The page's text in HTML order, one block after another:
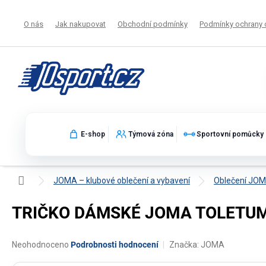
O nás Jak nakupovat Obchodní podmínky Podmínky ochrany
E-shop Týmová zóna Sportovní pomůcky
Domů JOMA – klubové oblečení a vybavení Oblečení
TRIČKO DÁMSKÉ JOMA
Průměrné
Neohodnoceno Podrobnosti hodnocení Značka: JOMA